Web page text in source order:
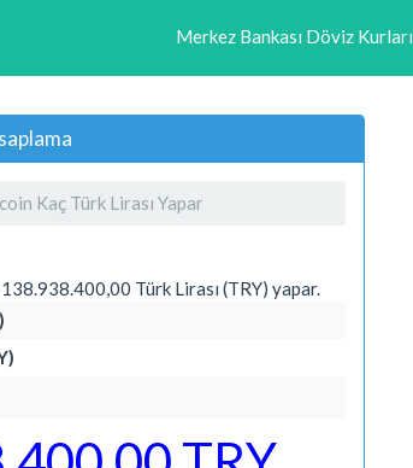
Merkez Bankası Döviz Kurları
Kaç Türk Lirası Yapar
Türk Lirası (TRY) yapar.